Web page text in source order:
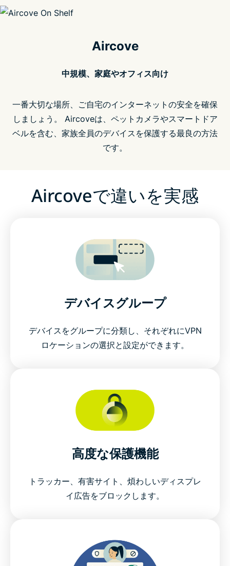
Aircove
中規模、家庭やオフィス向け
一番大切な場所、ご自宅のインターネットの安全を確保
しましょう。 Aircoveは、ペットカメラやスマートドア
ベルを含む、家族全員のデバイスを保護する最良の方法
です。
Aircoveで違いを実感
デバイスグループ
デバイスをグループに分類し、それぞれにVPN
ロケーションの選択と設定ができます。
高度な保護機能
トラッカー、有害サイト、煩わしいディスプレ
イ広告をブロックします。